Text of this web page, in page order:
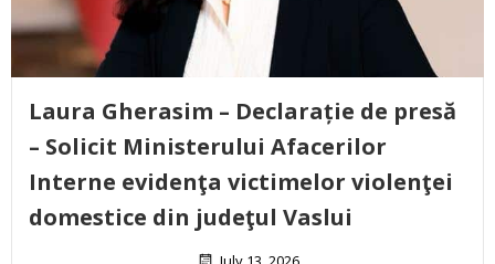
Laura Gherasim – Declarație de presă
– Solicit Ministerului Afacerilor
Interne evidenţa victimelor violenţei
domestice din judeţul Vaslui